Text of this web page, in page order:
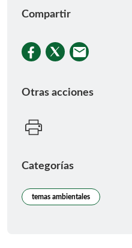
Compartir
Otras acciones
Categorías
temas ambientales